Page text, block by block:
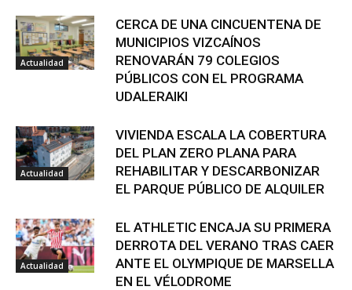
Actualidad
CERCA DE UNA CINCUENTENA DE
MUNICIPIOS VIZCAÍNOS
RENOVARÁN 79 COLEGIOS
PÚBLICOS CON EL PROGRAMA
UDALERAIKI
Actualidad
VIVIENDA ESCALA LA COBERTURA
DEL PLAN ZERO PLANA PARA
REHABILITAR Y DESCARBONIZAR
EL PARQUE PÚBLICO DE ALQUILER
Actualidad
EL ATHLETIC ENCAJA SU PRIMERA
DERROTA DEL VERANO TRAS CAER
ANTE EL OLYMPIQUE DE MARSELLA
EN EL VÉLODROME